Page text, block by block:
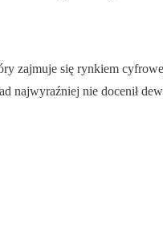
zajmuje się rynkiem
najwyraźniej nie docenił